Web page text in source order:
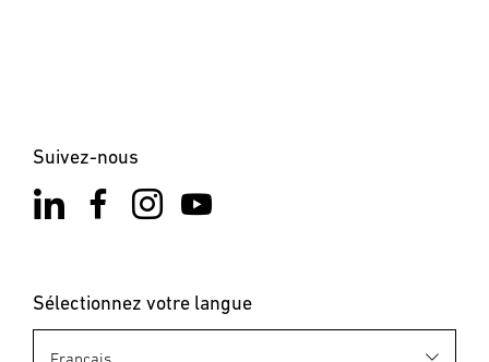
Suivez-nous
Sélectionnez votre langue